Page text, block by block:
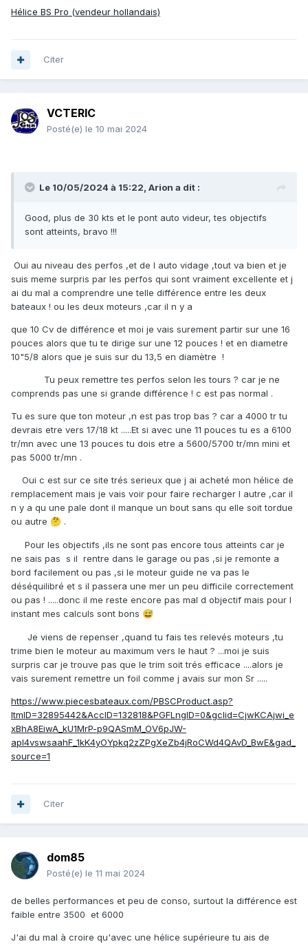
Hélice BS Pro (vendeur hollandais)
Citer
VCTERIC
Posté(e) le 10 mai 2024
Le 10/05/2024 à 15:22, Arion a dit :
Good, plus de 30 kts et le pont auto videur, tes objectifs
sont atteints, bravo !!!
Oui au niveau des perfos ,et de l auto vidage ,tout va bien et je
suis meme surpris par les perfos qui sont vraiment excellente et j
ai du mal a comprendre une telle différence entre les deux
bateaux ! ou les deux moteurs ,car il n y a
que 10 Cv de différence et moi je vais surement partir sur une 16
pouces alors que tu te dirige sur une 12 pouces ! et en diametre
10"5/8 alors que je suis sur du 13,5 en diamètre !
Tu peux remettre tes perfos selon les tours ? car je ne
comprends pas une si grande différence ! c est pas normal .
Tu es sure que ton moteur ,n est pas trop bas ? car a 4000 tr tu
devrais etre vers 17/18 kt .....Et si avec une 11 pouces tu es a 6100
tr/mn avec une 13 pouces tu dois etre a 5600/5700 tr/mn mini et
pas 5000 tr/mn .
Oui c est sur ce site trés serieux que j ai acheté mon hélice de
remplacement mais je vais voir pour faire recharger l autre ,car il
n y a qu une pale dont il manque un bout sans qu elle soit tordue
ou autre 🤔 .
Pour les objectifs ,ils ne sont pas encore tous atteints car je
ne sais pas s il rentre dans le garage ou pas ,si je remonte a
bord facilement ou pas ,si le moteur guide ne va pas le
déséquilibré et s il passera une mer un peu difficile correctement
ou pas ! .....donc il me reste encore pas mal d objectif mais pour l
instant mes calculs sont bons 😅
Je viens de repenser ,quand tu fais tes relevés moteurs ,tu
trime bien le moteur au maximum vers le haut ? ...moi je suis
surpris car je trouve pas que le trim soit trés efficace ....alors je
vais surement remettre un foil comme j avais sur mon Sr .....
https://www.piecesbateaux.com/PBSCProduct.asp?
ItmID=32895442&AccID=132818&PGFLngID=0&gclid=CjwKCAjwi_e
xBhA8EiwA_kU1MrP-p9QASmM_OV6pJW-
apl4vswsaahF_1kK4yOYpkq2zZPgXeZb4jRoCWd4QAvD_BwE&gad_
source=1
Citer
dom85
Posté(e) le 11 mai 2024
de belles performances et peu de conso, surtout la différence est
faible entre 3500 et 6000
J'ai du mal à croire qu'avec une hélice supérieure tu ais de